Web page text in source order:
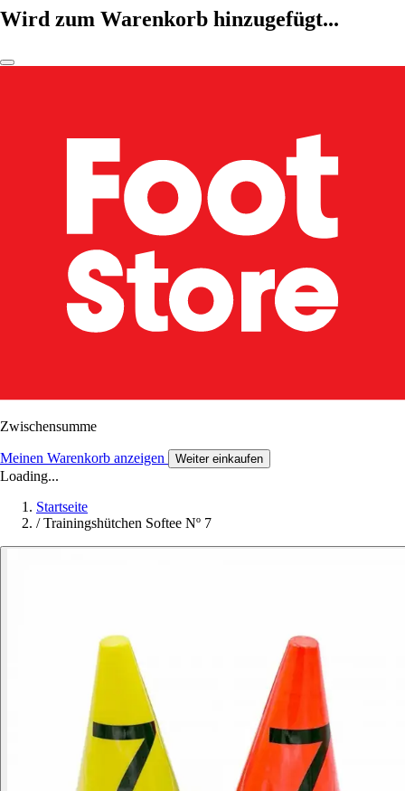
Wird zum Warenkorb hinzugefügt...
Zwischensumme
Meinen Warenkorb anzeigen Weiter einkaufen
Loading...
Startseite
/ Trainingshütchen Softee Nº 7